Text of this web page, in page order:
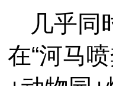
几乎同
在“河马